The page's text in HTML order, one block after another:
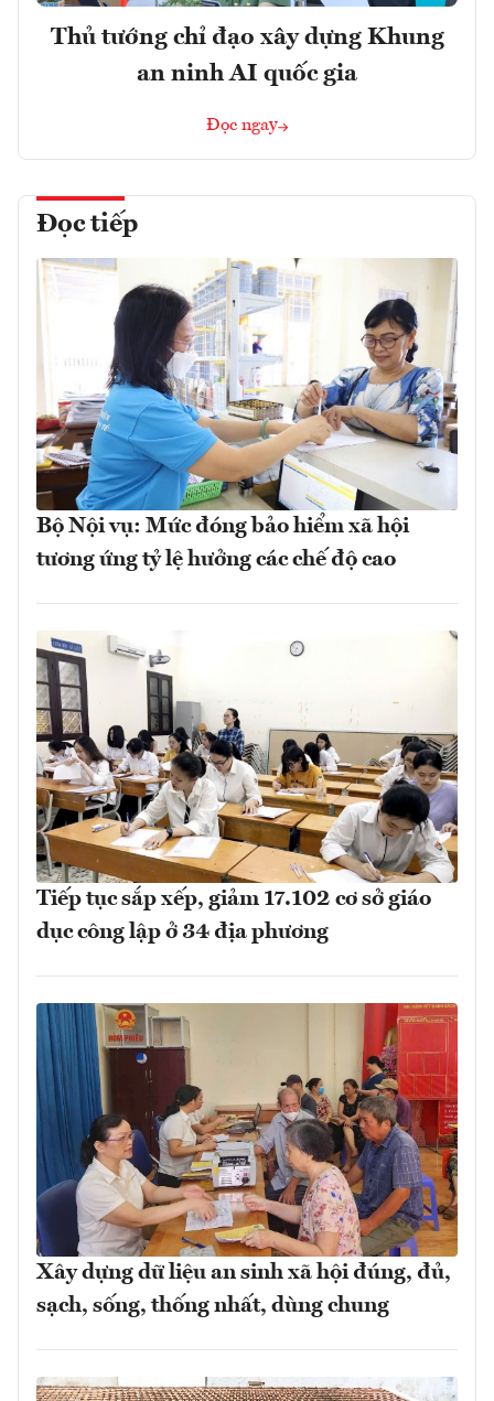
Thủ tướng chỉ đạo xây dựng Khung
an ninh AI quốc gia
Đọc ngay
Đọc tiếp
Bộ Nội vụ: Mức đóng bảo hiểm xã hội
tương ứng tỷ lệ hưởng các chế độ cao
Tiếp tục sắp xếp, giảm 17.102 cơ sở giáo
dục công lập ở 34 địa phương
Xây dựng dữ liệu an sinh xã hội đúng, đủ,
sạch, sống, thống nhất, dùng chung